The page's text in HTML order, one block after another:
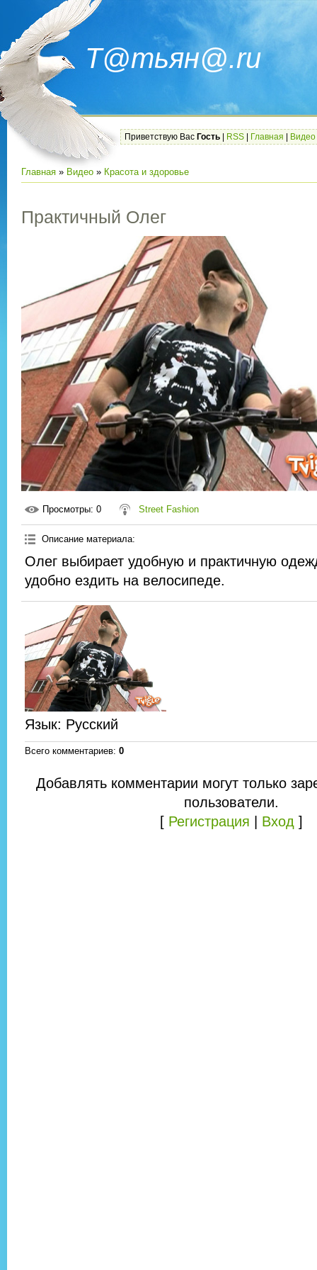
Т@тьян@.ru
Приветствую Вас Гость RSS Главная Видео
Главная » Видео » Красота и здоровье
Практичный Олег
Просмотры: 0 Street Fashion
Описание материала:
Олег выбирает удобную и практичную
удобно ездить на велосипеде.
Язык: Русский
Всего комментариев: 0
Добавлять комментарии могут только
пользователи.
[ Регистрация Вход ]